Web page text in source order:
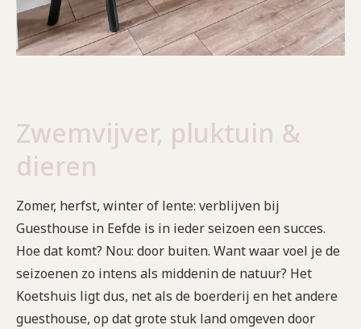
Zwemvijver, pluktuin &
dieren
Zomer, herfst, winter of lente: verblijven bij
Guesthouse in Eefde is in ieder seizoen een succes.
Hoe dat komt? Nou: door buiten. Want waar voel je de
seizoenen zo intens als middenin de natuur? Het
Koetshuis ligt dus, net als de boerderij en het andere
guesthouse, op dat grote stuk land omgeven door